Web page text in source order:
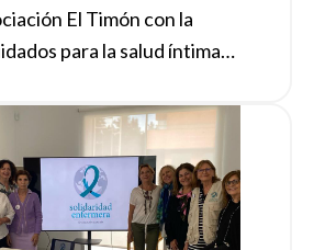
El Timón con la
para la salud íntima